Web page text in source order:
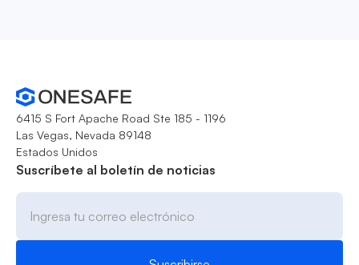
6415 S Fort Apache Road Ste 185 - 1196
Las Vegas, Nevada 89148
Estados Unidos
Suscríbete al boletín de noticias